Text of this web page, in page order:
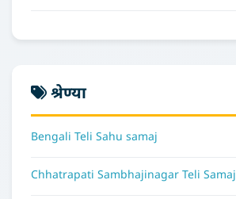
श्रेण्या
Bengali Teli Sahu samaj
Chhatrapati Sambhajinagar Teli Samaj